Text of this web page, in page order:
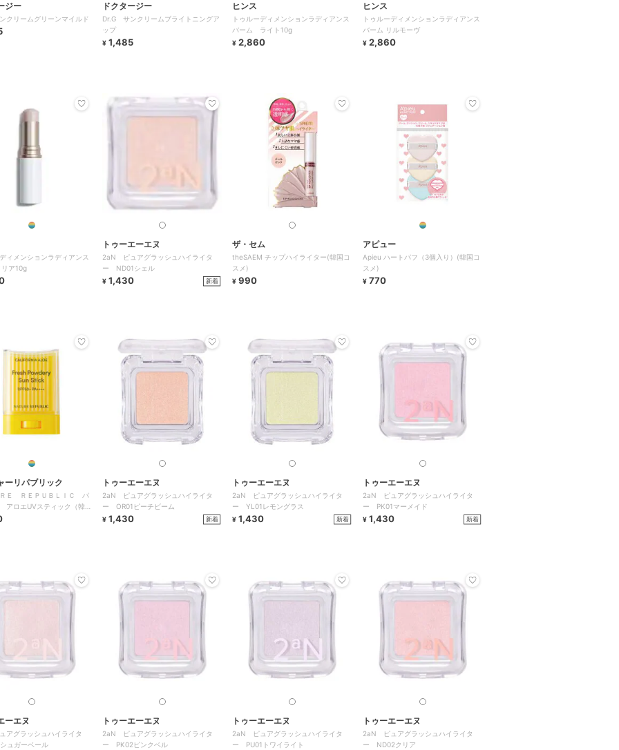
ジー
クリームグリーンマイルド
ドクタージー
Dr.G サンクリームブライトニングア
ップ
¥ 1,485
ヒンス
トゥルーディメンションラディアンス
バーム ライト10g
¥ 2,860
ヒンス
トゥルーディメンションラディアンス
バーム リルモーヴ
¥ 2,860
ィメンションラディアンス
リア10g
トゥーエーエヌ
2aN ピュアグラッシュハイライタ
ー ND01シェル
¥ 1,430 新着
ザ・セム
theSAEM チップハイライター(韓国コ
スメ)
¥ 990
アピュー
Apieu ハートパフ（3個入り）(韓国コ
スメ)
¥ 770
ーリパブリック
ＲＥ ＲＥＰＵＢＬＩＣ パ
アロエUVスティック（韓国
トゥーエーエヌ
2aN ピュアグラッシュハイライタ
ー OR01ピーチビーム
¥ 1,430 新着
トゥーエーエヌ
2aN ピュアグラッシュハイライタ
ー YL01レモングラス
¥ 1,430 新着
トゥーエーエヌ
2aN ピュアグラッシュハイライタ
ー PK01マーメイド
¥ 1,430 新着
ーエヌ
アグラッシュハイライタ
ュガーベール
トゥーエーエヌ
2aN ピュアグラッシュハイライタ
ー PK02ピンクベル
トゥーエーエヌ
2aN ピュアグラッシュハイライタ
ー PU01トワイライト
トゥーエーエヌ
2aN ピュアグラッシュハイライタ
ー ND02クリア